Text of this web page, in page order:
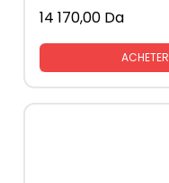
14 170,00 Da
ACHETER